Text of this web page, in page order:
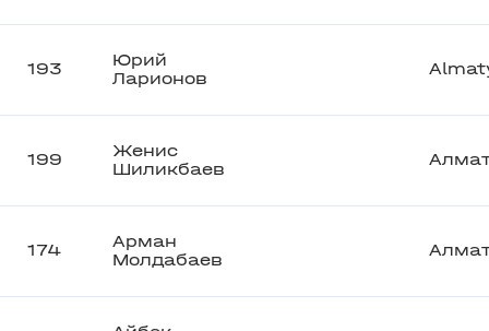
193
Юрий
Ларионов
199
Женис
Шиликбаев
174
Арман
Молдабаев